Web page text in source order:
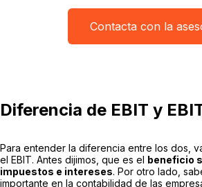
Contacta con la
Diferencia de EBIT y
Para entender la diferencia entre los dos,
el EBIT. Antes dijimos, que es el beneficio
impuestos e intereses. Por otro lado,
importante en la contabilidad de las